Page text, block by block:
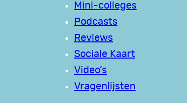
Mini-colleges
Podcasts
Reviews
Sociale Kaart
Video’s
Vragenlijsten